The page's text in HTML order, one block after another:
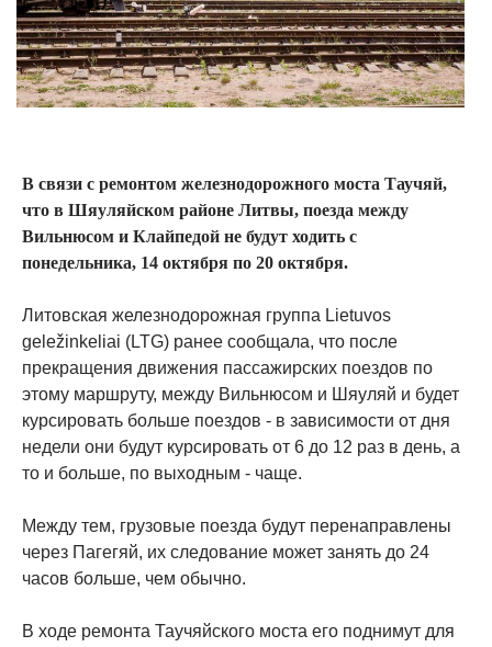
В связи с ремонтом железнодорожного моста Таучяй,
что в Шяуляйском районе Литвы, поезда между
Вильнюсом и Клайпедой не будут ходить с
понедельника, 14 октября по 20 октября.
Литовская железнодорожная группа Lietuvos
geležinkeliai (LTG) ранее сообщала, что после
прекращения движения пассажирских поездов по
этому маршруту, между Вильнюсом и Шяуляй и будет
курсировать больше поездов - в зависимости от дня
недели они будут курсировать от 6 до 12 раз в день, а
то и больше, по выходным - чаще.
Между тем, грузовые поезда будут перенаправлены
через Пагегяй, их следование может занять до 24
часов больше, чем обычно.
В ходе ремонта Таучяйского моста его поднимут для